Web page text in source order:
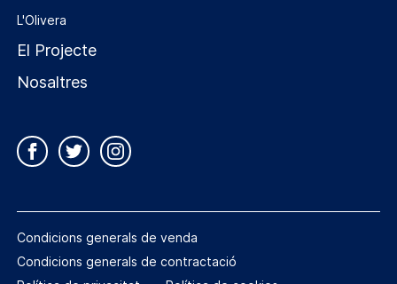
L'Olivera
El Projecte
Nosaltres
Condicions generals de venda
Condicions generals de contractació